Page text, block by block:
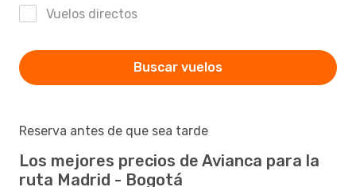
Vuelos directos
Buscar vuelos
Reserva antes de que sea tarde
Los mejores precios de Avianca para la
ruta Madrid - Bogotá